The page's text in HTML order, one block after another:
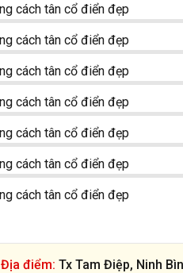
Địa điểm: Tx Tam Điệp, Ninh